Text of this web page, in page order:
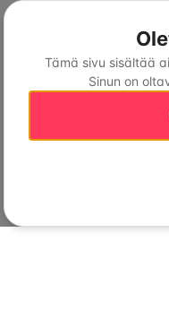
Tämä sivu sisältää
Sinun on